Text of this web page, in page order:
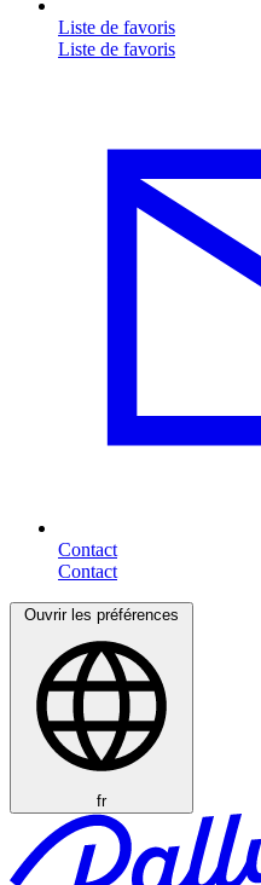
Liste de favoris
Contact
Ouvrir les préférences
fr